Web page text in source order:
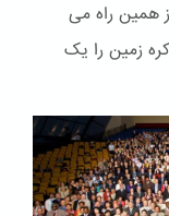
همین راه می
زمین را یک